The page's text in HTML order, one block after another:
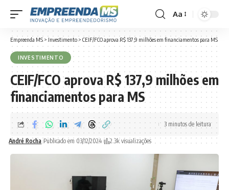
Font
Resizer
Aa
Empreenda MS>Investimento> CEIF/FCO aprova R$ 137,9 milhões em financiamentos para MS
INVESTIMENTO
CEIF/FCO aprova R$ 137,9 milhões em
financiamentos para MS
André Rocha Publicado em 03/12/2024 2.3k visualizações
3 minutos de leitura